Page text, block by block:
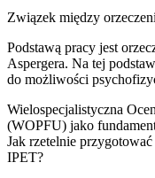
Związek między
Podstawą pracy jest
Aspergera. Na tej
do możliwości
Wielospecjalistyczna
(WOPFU) jako
Jak rzetelnie
IPET?